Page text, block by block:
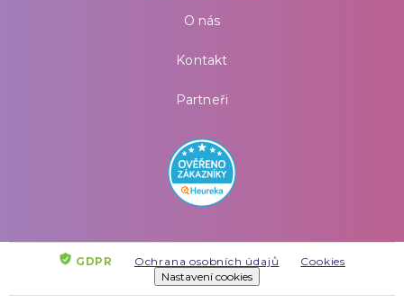
O nás
Kontakt
Partneři
GDPR Ochrana osobních údajů
Cookies
Nastavení cookies